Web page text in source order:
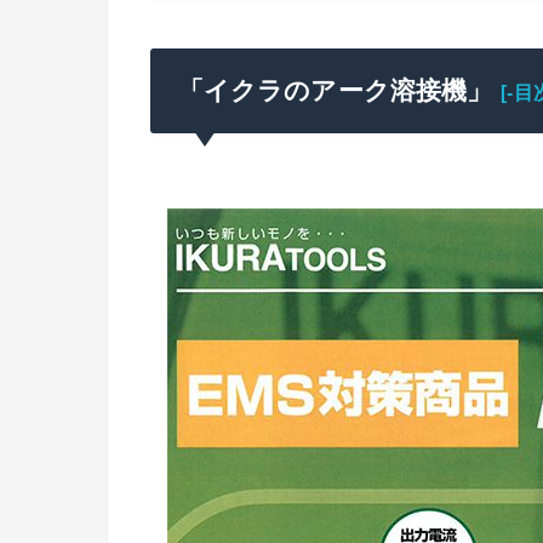
「イクラのアーク溶接機」 [-目